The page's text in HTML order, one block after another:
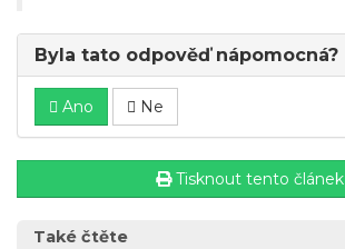
Byla tato odpověď nápomocná?
Ano Ne
Tisknout tento článek
Také čtěte